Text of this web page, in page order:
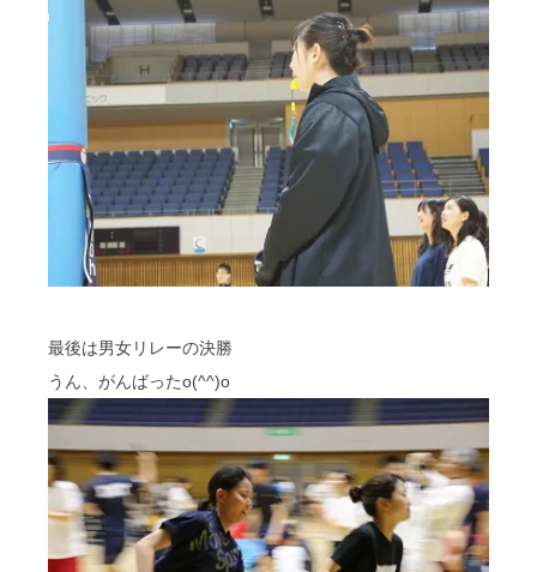
最後は男女リレーの決勝
うん、がんばったo(^^)o